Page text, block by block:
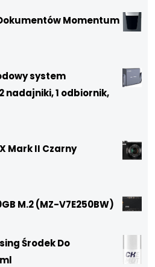
Momentum
system
nadajniki, 1 odbiornik,
Mark II Czarny
M.2 (MZ-V7E250BW)
Środek Do